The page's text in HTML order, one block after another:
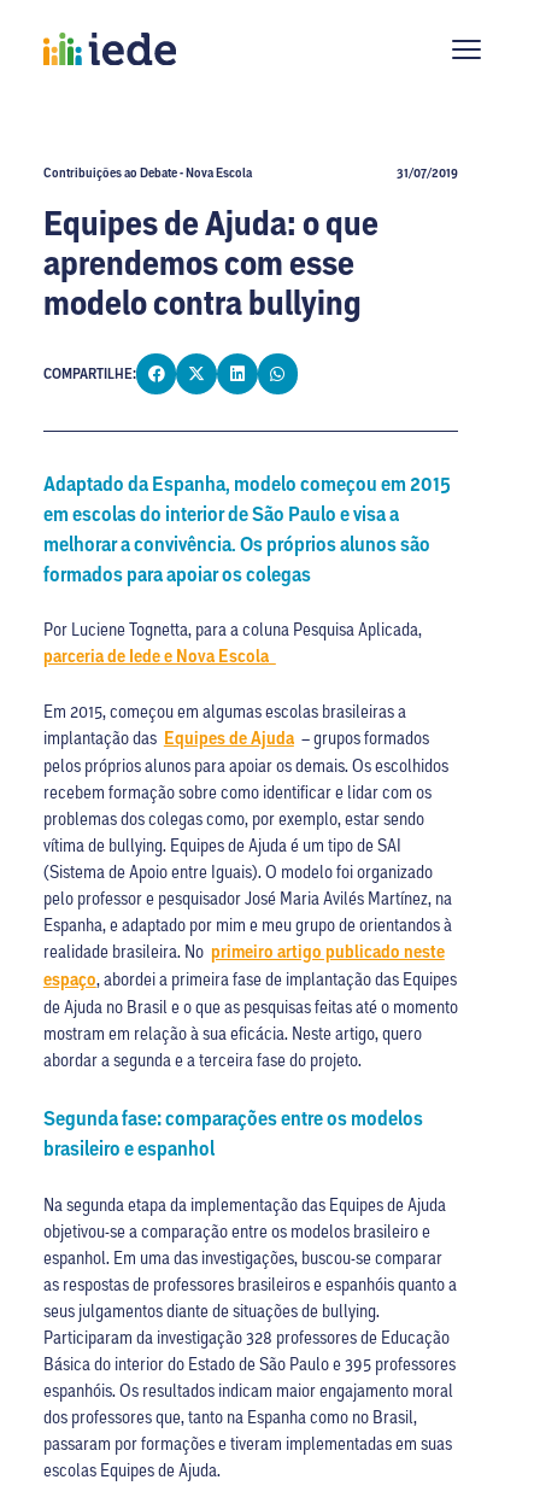
Contribuições ao Debate - Nova Escola 31/07/2019
Equipes de Ajuda: o que
aprendemos com esse
modelo contra bullying
COMPARTILHE:
Adaptado da Espanha, modelo começou em 2015
em escolas do interior de São Paulo e visa a
melhorar a convivência. Os próprios alunos são
formados para apoiar os colegas
Por Luciene Tognetta, para a coluna Pesquisa Aplicada,
parceria de Iede e Nova Escola
Em 2015, começou em algumas escolas brasileiras a
implantação das Equipes de Ajuda– grupos formados
pelos próprios alunos para apoiar os demais. Os escolhidos
recebem formação sobre como identificar e lidar com os
problemas dos colegas como, por exemplo, estar sendo
vítima de bullying. Equipes de Ajuda é um tipo de SAI
(Sistema de Apoio entre Iguais). O modelo foi organizado
pelo professor e pesquisador José Maria Avilés Martínez, na
Espanha, e adaptado por mim e meu grupo de orientandos à
realidade brasileira. No primeiro artigo publicado neste
espaço, abordei a primeira fase de implantação das Equipes
de Ajuda no Brasil e o que as pesquisas feitas até o momento
mostram em relação à sua eficácia. Neste artigo, quero
abordar a segunda e a terceira fase do projeto.
Segunda fase: comparações entre os modelos
brasileiro e espanhol
Na segunda etapa da implementação das Equipes de Ajuda
objetivou-se a comparação entre os modelos brasileiro e
espanhol. Em uma das investigações, buscou-se comparar
as respostas de professores brasileiros e espanhóis quanto a
seus julgamentos diante de situações de bullying.
Participaram da investigação 328 professores de Educação
Básica do interior do Estado de São Paulo e 395 professores
espanhóis. Os resultados indicam maior engajamento moral
dos professores que, tanto na Espanha como no Brasil,
passaram por formações e tiveram implementadas em suas
escolas Equipes de Ajuda.